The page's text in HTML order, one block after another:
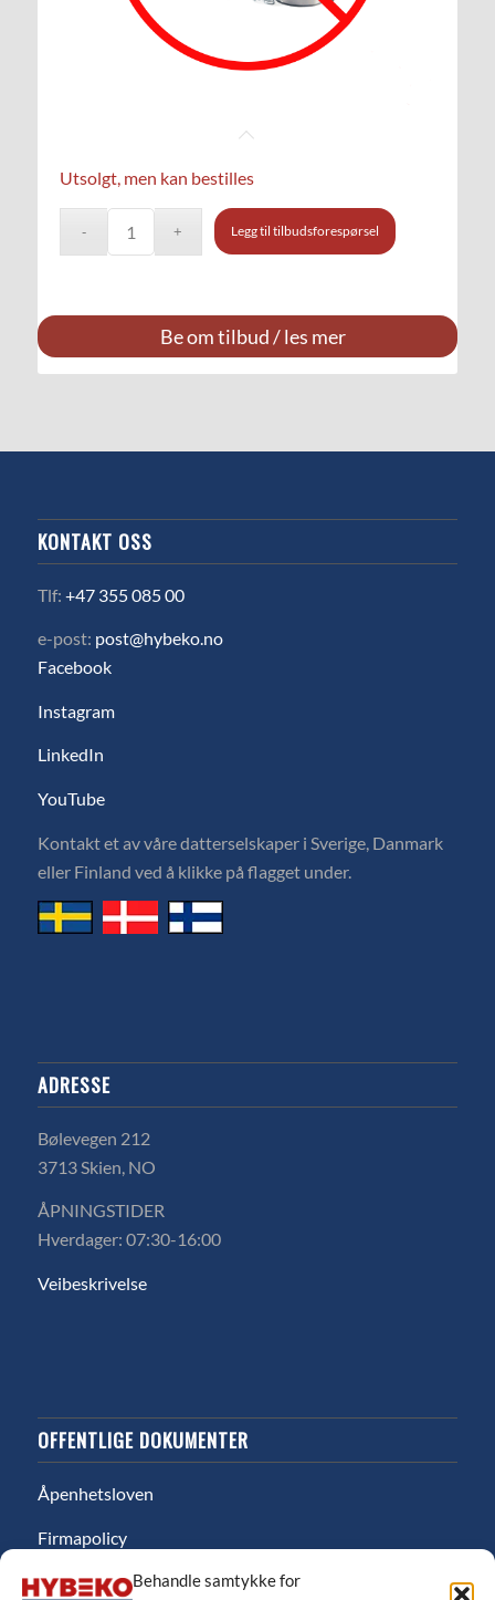
Behandle samtykke for
Utsolgt, men kan bestilles
Legg til tilbudsforespørsel
Be om tilbud / les mer
KONTAKT OSS
Tlf: +47 355 085 00
e-post: post@hybeko.no
Facebook
Instagram
LinkedIn
YouTube
Kontakt et av våre datterselskaper i Sverige, Danmark
eller Finland ved å klikke på flagget under.
ADRESSE
Bølevegen 212
3713 Skien, NO
ÅPNINGSTIDER
Hverdager: 07:30-16:00
Veibeskrivelse
OFFENTLIGE DOKUMENTER
Åpenhetsloven
Firmapolicy
Miljø